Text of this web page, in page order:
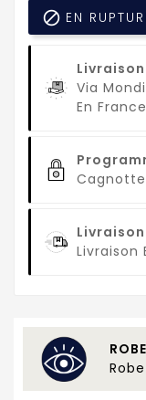
 EN
Via
En
Livraison
ROBE